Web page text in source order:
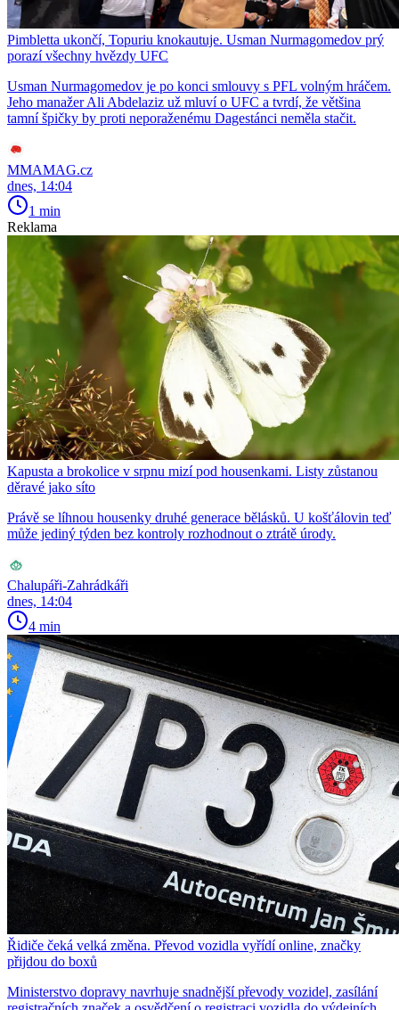
Pimbletta ukončí, Topuriu knokautuje. Usman Nurmagomedov prý
porazí všechny hvězdy UFC
Usman Nurmagomedov je po konci smlouvy s PFL volným hráčem.
Jeho manažer Ali Abdelaziz už mluví o UFC a tvrdí, že většina
tamní špičky by proti neporaženému Dagestánci neměla stačit.
MMAMAG.cz
dnes, 14:04
1 min
Reklama
Kapusta a brokolice v srpnu mizí pod housenkami. Listy zůstanou
děravé jako síto
Právě se líhnou housenky druhé generace bělásků. U košťálovin teď
může jediný týden bez kontroly rozhodnout o ztrátě úrody.
Chalupáři-Zahrádkáři
dnes, 14:04
4 min
Řidiče čeká velká změna. Převod vozidla vyřídí online, značky
přijdou do boxů
Ministerstvo dopravy navrhuje snadnější převody vozidel, zasílání